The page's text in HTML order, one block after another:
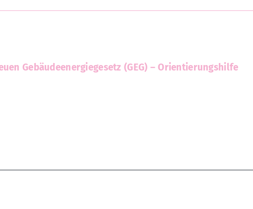
Gebäudeenergiegesetz (GEG) – Orientierungshilfe